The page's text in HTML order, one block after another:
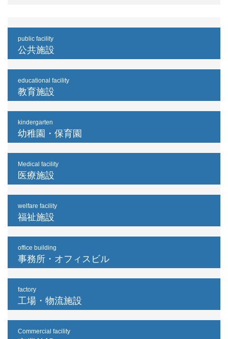
public facility
公共施設
educational facility
教育施設
kindergarten
幼稚園・保育園
Medical facility
医療施設
welfare facility
福祉施設
office building
事務所・オフィスビル
factory
工場・物流施設
Commercial facility